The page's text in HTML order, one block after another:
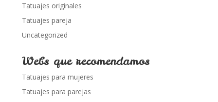
Tatuajes originales
Tatuajes pareja
Uncategorized
Webs que recomendamos
Tatuajes para mujeres
Tatuajes para parejas